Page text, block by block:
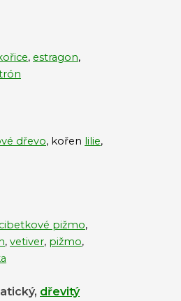
, estragon,
dřevo, kořen lilie,
cibetkové pižmo,
, vetiver, pižmo,
dřevitý